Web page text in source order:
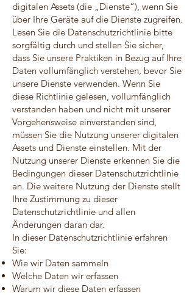
digitalen Assets (die „Dienste“), wenn Sie
über Ihre Geräte auf die Dienste zugreifen.
Lesen Sie die Datenschutzrichtlinie bitte
sorgfältig durch und stellen Sie sicher,
dass Sie unsere Praktiken in Bezug auf Ihre
Daten vollumfänglich verstehen, bevor Sie
unsere Dienste verwenden. Wenn Sie
diese Richtlinie gelesen, vollumfänglich
verstanden haben und nicht mit unserer
Vorgehensweise einverstanden sind,
müssen Sie die Nutzung unserer digitalen
Assets und Dienste einstellen. Mit der
Nutzung unserer Dienste erkennen Sie die
Bedingungen dieser Datenschutzrichtlinie
an. Die weitere Nutzung der Dienste stellt
Ihre Zustimmung zu dieser
Datenschutzrichtlinie und allen
Änderungen daran dar.
In dieser Datenschutzrichtlinie erfahren
Sie:
Wie wir Daten sammeln
Welche Daten wir erfassen
Warum wir diese Daten erfassen